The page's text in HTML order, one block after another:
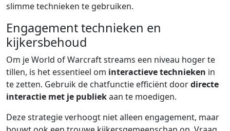
slimme technieken te gebruiken.
Engagement technieken en
kijkersbehoud
Om je World of Warcraft streams een niveau hoger te
tillen, is het essentieel om interactieve technieken in
te zetten. Gebruik de chatfunctie efficiënt doordirecte
interactie met je publiekaan te moedigen.
Deze strategie verhoogt niet alleen engagement, maar